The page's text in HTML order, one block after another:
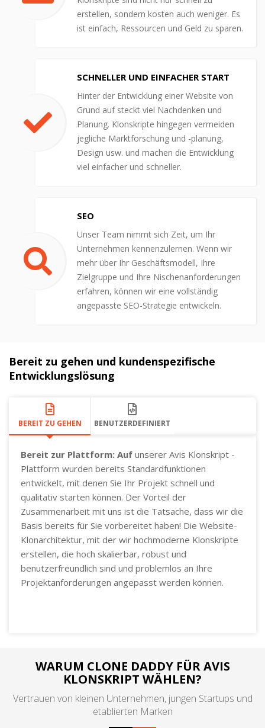
erstellen, sondern kosten auch weniger. Es
ist einfach, Ressourcen und Geld zu sparen.
SCHNELLER UND EINFACHER START
Hinter der Entwicklung einer Website von
Grund auf steckt viel Nachdenken und
Planung. Klonskripte hingegen vermeiden
jegliche Marktforschung und -planung,
Design usw. und machen die Entwicklung
viel einfacher und schneller.
SEO
Unser Team nimmt sich Zeit, um Ihr
Unternehmen kennenzulernen. Wenn wir
mehr über Ihr Geschäftsmodell, Ihre
Zielgruppe und Ihre Nischenanforderungen
erfahren, können wir eine vollständig
angepasste SEO-Strategie entwickeln.
Bereit zu gehen und kundenspezifische
Entwicklungslösung
BEREIT ZU GEHEN BENUTZERDEFINIERT
Bereit zur Plattform: Auf unserer Avis Klonskript -
Plattform wurden bereits Standardfunktionen
entwickelt, mit denen Sie Ihr Projekt schnell und
qualitativ starten können. Der Vorteil der
Zusammenarbeit mit uns ist die Tatsache, dass wir die
Basis bereits für Sie vorbereitet haben! Die Website-
Klonarchitektur, mit der wir hochmoderne Klonskripte
erstellen, die hoch skalierbar, robust und
benutzerfreundlich sind und problemlos an Ihre
Projektanforderungen angepasst werden können.
WARUM CLONE DADDY FÜR AVIS
KLONSKRIPT WÄHLEN?
Vertrauen von kleinen Unternehmen, jungen Startups und
etablierten Marken